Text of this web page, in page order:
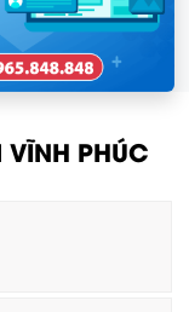
VĨNH PHÚC